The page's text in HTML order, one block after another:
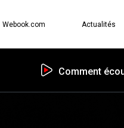
Webook.com Actualités
Comment